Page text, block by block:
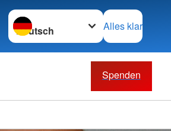
Sprache wechseln zu
Alles klar
Spenden